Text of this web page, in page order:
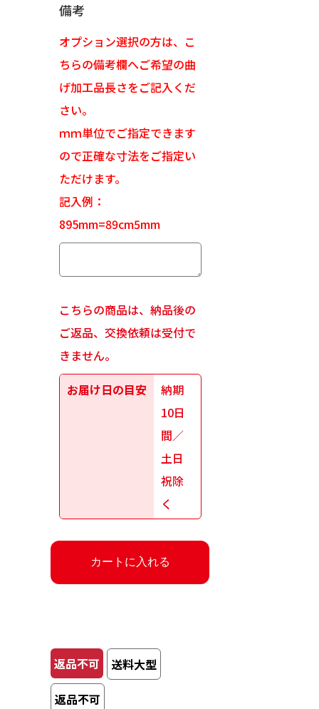
備考
オプション選択の方は、こ
ちらの備考欄へご希望の曲
げ加工品長さをご記入くだ
さい。
ｍｍ単位でご指定できます
ので正確な寸法をご指定い
ただけます。
記入例：
895mm=89cm5mm
こちらの商品は、納品後の
ご返品、交換依頼は受付で
きません。
お届け日の目安
納期
10日
間／
土日
祝除
く
返品不可 送料大型
返品不可